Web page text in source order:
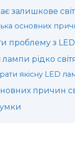
залишкове
основних
проблему з
лампи рідко
якісну LED
причин